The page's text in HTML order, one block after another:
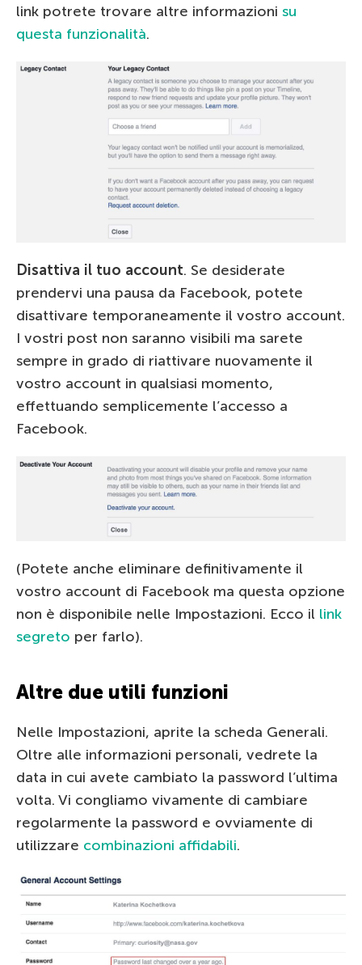
link potrete trovare altre informazioni su
questa funzionalità.
Disattiva il tuo account. Se desiderate
prendervi una pausa da Facebook, potete
disattivare temporaneamente il vostro account.
I vostri post non saranno visibili ma sarete
sempre in grado di riattivare nuovamente il
vostro account in qualsiasi momento,
effettuando semplicemente l’accesso a
Facebook.
(Potete anche eliminare definitivamente il
vostro account di Facebook ma questa opzione
non è disponibile nelle Impostazioni. Ecco il link
segreto per farlo).
Altre due utili funzioni
Nelle Impostazioni, aprite la scheda Generali.
Oltre alle informazioni personali, vedrete la
data in cui avete cambiato la password l’ultima
volta. Vi congliamo vivamente di cambiare
regolarmente la password e ovviamente di
utilizzare combinazioni affidabili.